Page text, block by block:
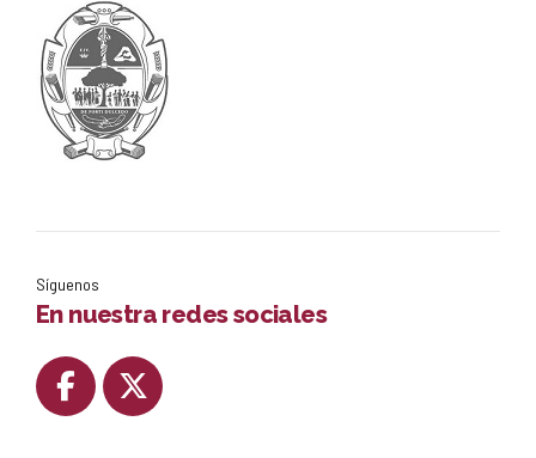
Síguenos
En nuestra redes sociales